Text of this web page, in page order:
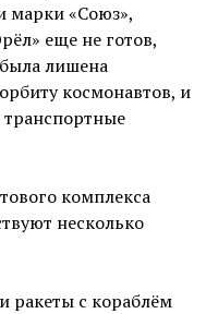
марки «Союз»,
еще не готов,
лишена
космонавтов, и
транспортные
комплекса
несколько
ракеты с кораблём